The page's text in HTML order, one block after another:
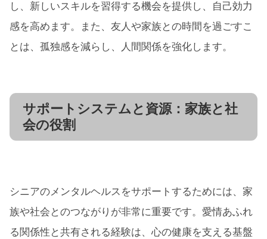
し、新しいスキルを習得する機会を提供し、自己効力
感を高めます。また、友人や家族との時間を過ごすこ
とは、孤独感を減らし、人間関係を強化します。
サポートシステムと資源：家族と社
会の役割
シニアのメンタルヘルスをサポートするためには、家
族や社会とのつながりが非常に重要です。愛情あふれ
る関係性と共有される経験は、心の健康を支える基盤